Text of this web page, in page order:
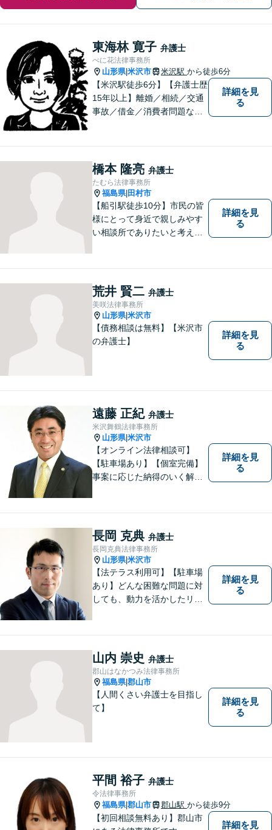
東海林 寛子 弁護士
べに花法律事務所
山形県|米沢市 米沢駅 から徒歩6分
【米沢駅徒歩6分】【弁護士歴
15年以上】離婚／相続／交通
事故／借金／消費者問題な
詳細を見
る
橋本 隆亮 弁護士
たむら法律事務所
福島県| 田村市
【船引駅徒歩10分】市民の皆
様にとって身近で親しみやす
い相談所でありたいと考えて
に、まずはお気軽にご相談く
ださい。 https://tamura-law.bi
z/ （公式ホームページ）
詳細を見
る
荒井 賢二 弁護士
美咲法律事務所
山形県|米沢市
【債務相談は無料】【米沢市
の弁護士】
詳細を見
る
遠藤 正紀 弁護士
米沢舞鶴法律事務所
山形県|米沢市
【オンライン法律相談可】
【駐車場あり】【個室完備】
事案に応じた納得のいく解決
詳細を見
る
長岡 克典 弁護士
長岡克典法律事務所
山形県|米沢市
【法テラス利用可】【駐車場
あり】どんな困難な問題に対
しても、動力を活かしたリー
いた案件は1日でも早く解決す
るよう努力することで早期解
決を目指します。 お気軽にご
相談ください。
詳細を見
る
山内 崇史 弁護士
郡山はなかつみ法律事務所
福島県|郡山市
【人間くさい弁護士を目指し
て】
詳細を見
る
平間 裕子 弁護士
令法律事務所
福島県|郡山市 郡山駅 から徒歩9分
【初回相談無料あり】郡山市
詳細を見